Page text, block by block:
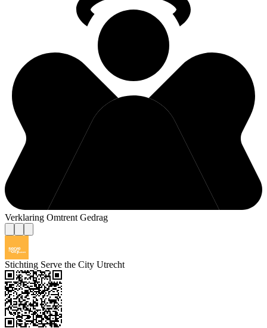
Verklaring Omtrent Gedrag
Stichting Serve the City Utrecht